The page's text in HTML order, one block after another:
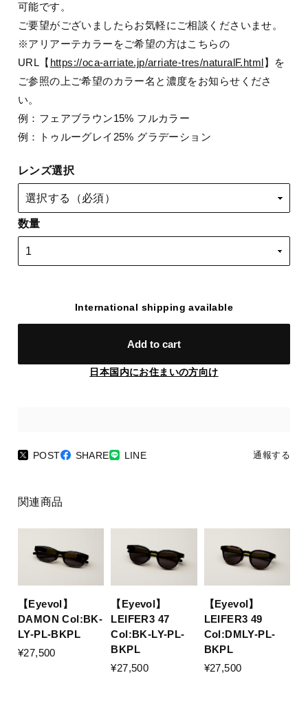
可能です。
ご要望がございましたらお気軽にご相談くださいませ。
※アリアーテカラーをご希望の方はこちらの
URL【 https://oca-arriate.jp/arriate-tres/naturalF.html】を
ご参照の上ご希望のカラー名と濃度をお知らせくださ
い。
例：フェアブラウン15% フルカラー
例：トゥルーグレイ25% グラデーション
レンズ選択
数量
International shipping available
Add to cart
日本国内にお住まいの方向け
POST SHARE LINE 通報する
関連商品
【Eyevol】
DAMON Col:BK-
LY-PL-BKPL
¥27,500
【Eyevol】
LEIFER3 47
Col:BK-LY-PL-
BKPL
¥27,500
【Eyevol】
LEIFER3 49
Col:DMLY-PL-
BKPL
¥27,500